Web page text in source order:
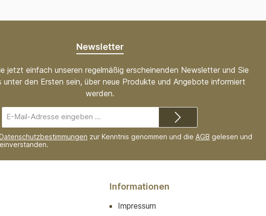
Newsletter
jetzt einfach unseren regelmäßig erscheinenden Newsletter und Sie
den Ersten sein, über neue Produkte und Angebote informiert
werden.
Mail-
Adresse*
zur Kenntnis genommen und die AGB gelesen und
Informationen
Impressum